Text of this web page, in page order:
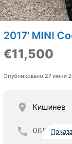
2017' MINI
€11,500
Опубликовано 27 июня
Кишинев
068